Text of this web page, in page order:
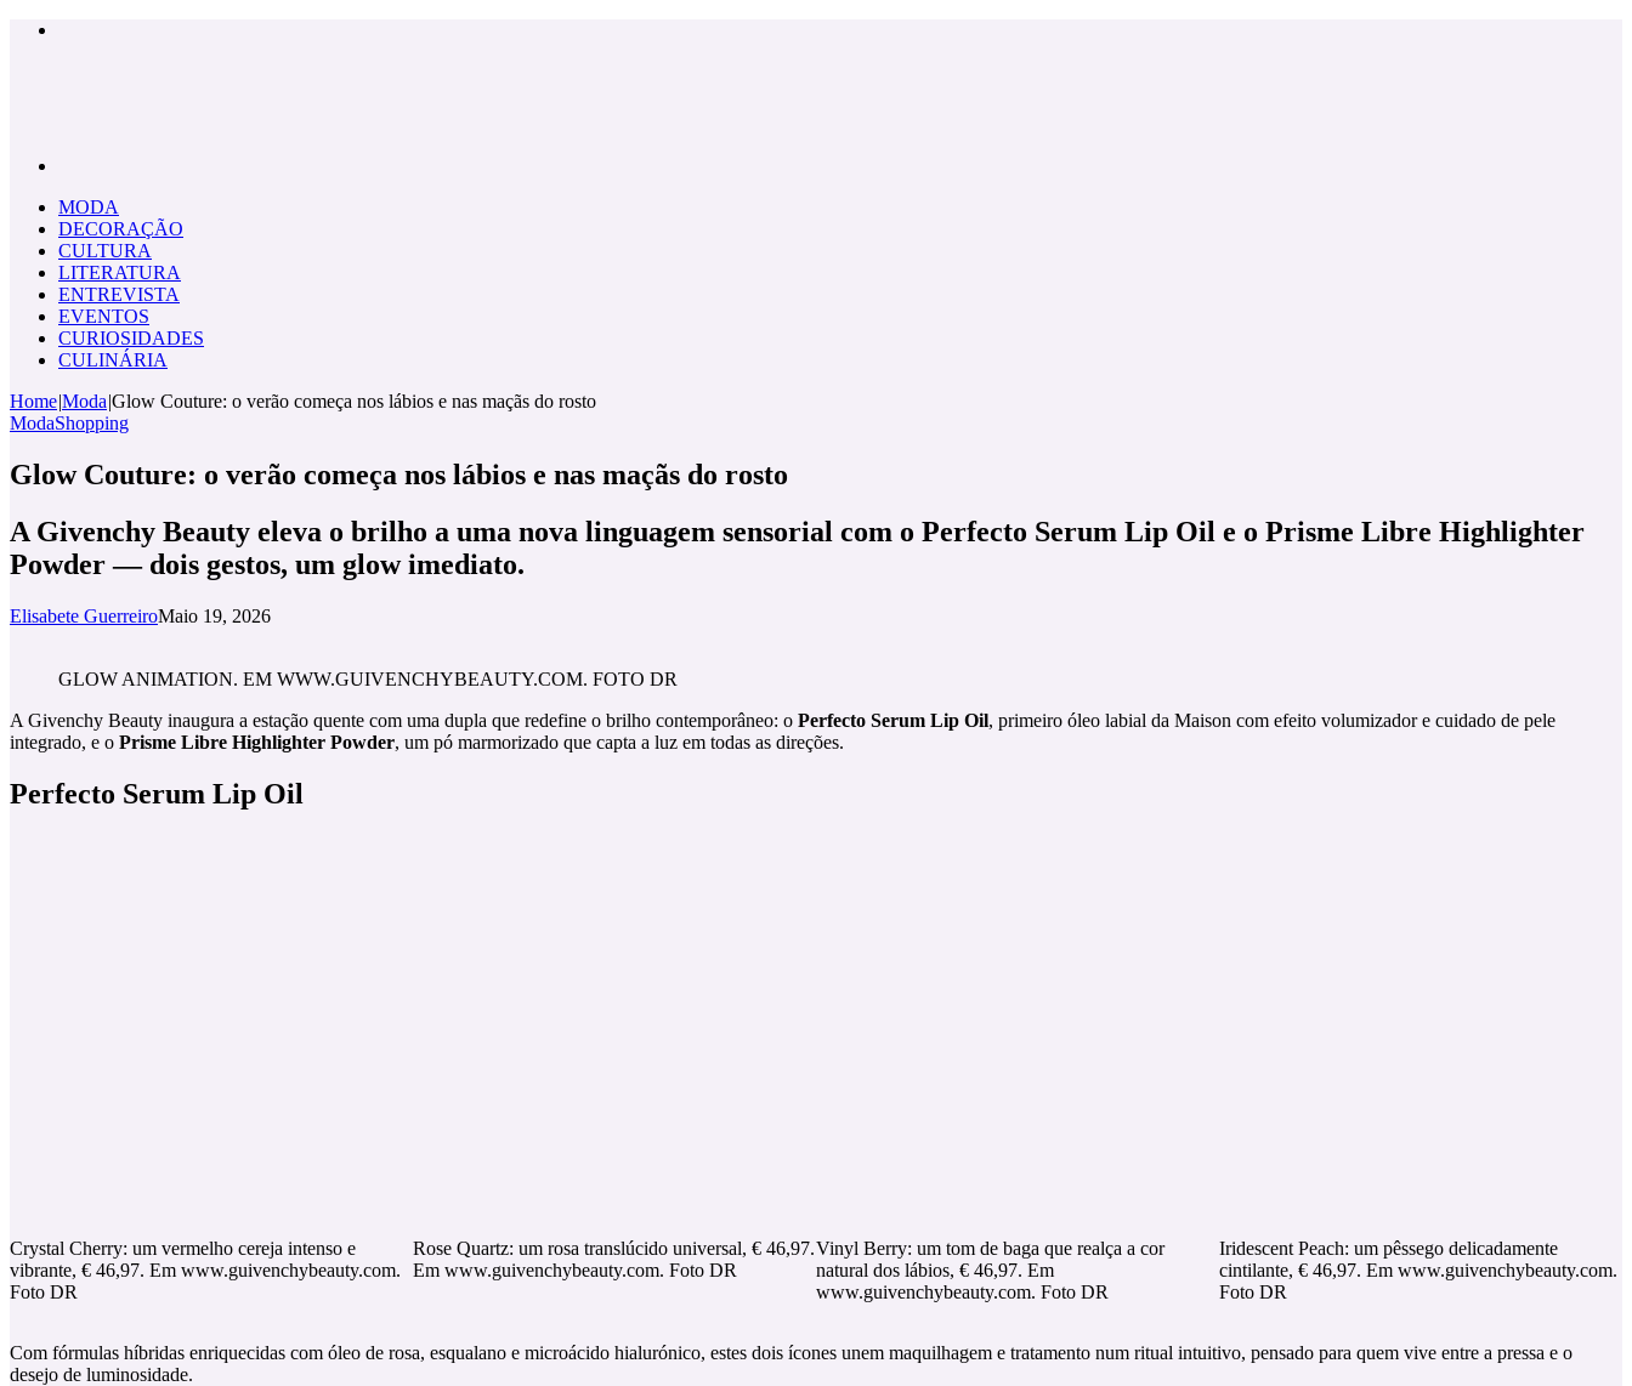
MODA
DECORAÇÃO
CULTURA
LITERATURA
ENTREVISTA
EVENTOS
CURIOSIDADES
CULINÁRIA
Home|Moda|Glow Couture: o verão começa nos lábios e nas maçãs do rosto
ModaShopping
Glow Couture: o verão começa nos lábios e nas maçãs do rosto
A Givenchy Beauty eleva o brilho a uma nova linguagem sensorial com o Perfecto Serum Lip Oil e o Prisme Libre Highlighter
Powder — dois gestos, um glow imediato.
Elisabete GuerreiroMaio 19, 2026
GLOW ANIMATION. EM WWW.GUIVENCHYBEAUTY.COM. FOTO DR
A Givenchy Beauty inaugura a estação quente com uma dupla que redefine o brilho contemporâneo: o Perfecto Serum Lip Oil, primeiro óleo labial da Maison com efeito volumizador e cuidado de pele
integrado, e o Prisme Libre Highlighter Powder, um pó marmorizado que capta a luz em todas as direções.
Perfecto Serum Lip Oil
Crystal Cherry: um vermelho cereja intenso e
vibrante, € 46,97. Em www.guivenchybeauty.com.
Foto DR
Rose Quartz: um rosa translúcido universal, € 46,97.
Em www.guivenchybeauty.com. Foto DR
Vinyl Berry: um tom de baga que realça a cor
natural dos lábios, € 46,97. Em
www.guivenchybeauty.com. Foto DR
Iridescent Peach: um pêssego delicadamente
cintilante, € 46,97. Em www.guivenchybeauty.com.
Foto DR
Com fórmulas híbridas enriquecidas com óleo de rosa, esqualano e microácido hialurónico, estes dois ícones unem maquilhagem e tratamento num ritual intuitivo, pensado para quem vive entre a pressa e o
desejo de luminosidade.